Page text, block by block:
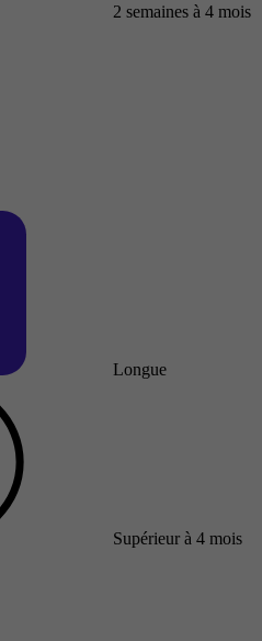
2 semaines à 4 mois
Longue
Supérieur à 4 mois